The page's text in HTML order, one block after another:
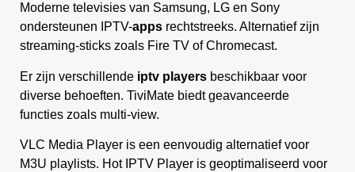
Moderne televisies van Samsung, LG en Sony
ondersteunen IPTV-apps rechtstreeks. Alternatief zijn
streaming-sticks zoals Fire TV of Chromecast.
Er zijn verschillende iptv players beschikbaar voor
diverse behoeften. TiviMate biedt geavanceerde
functies zoals multi-view.
VLC Media Player is een eenvoudig alternatief voor
M3U playlists. Hot IPTV Player is geoptimaliseerd voor